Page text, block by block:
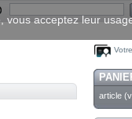
article
vous acceptez leur